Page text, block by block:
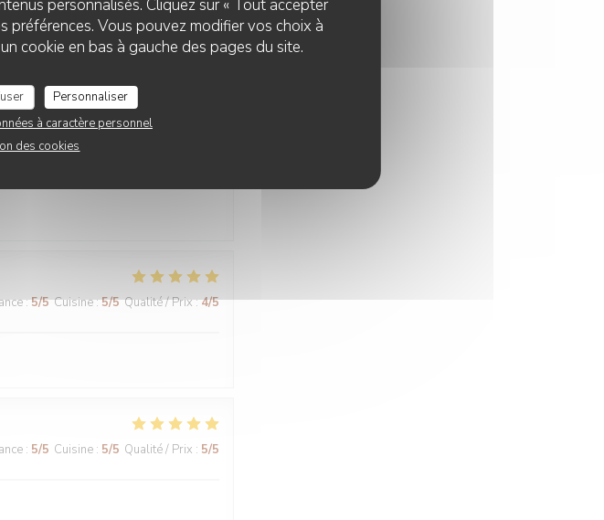
personnalisés. Cliquez sur « Tout accepter
préférences. Vous pouvez modifier vos choix à
cookie en bas à gauche des pages du site.
Personnaliser
à caractère personnel
des cookies
: 4/5 Cuisine: 4/5 Qualité / Prix: 4/5
:5/5 Cuisine
:5/5 Cuisine:5/5 Qualité / Prix:4/5
: 5/5 Cuisine : 5/5 Qualité / Prix : 5/5
NEUILLY